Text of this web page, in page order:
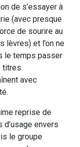
de s’essayer à
(avec presque
de sourire au
lèvres) et l’on ne
le temps passer
titres
avec
reprise de
d’usage envers
le groupe